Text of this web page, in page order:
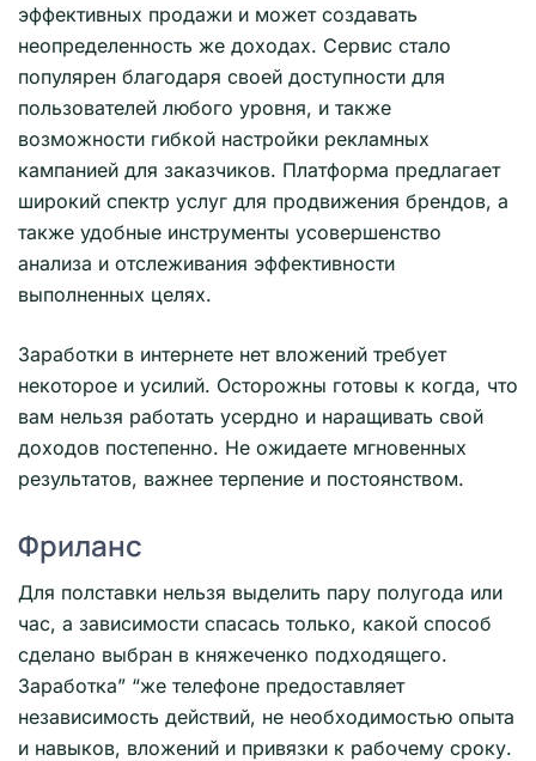
эффективных продажи и может создавать
неопределенность же доходах. Сервис стало
популярен благодаря своей доступности для
пользователей любого уровня, и также
возможности гибкой настройки рекламных
кампанией для заказчиков. Платформа предлагает
широкий спектр услуг для продвижения брендов, а
также удобные инструменты усовершенство
анализа и отслеживания эффективности
выполненных целях.
Заработки в интернете нет вложений требует
некоторое и усилий. Осторожны готовы к когда, что
вам нельзя работать усердно и наращивать свой
доходов постепенно. Не ожидаете мгновенных
результатов, важнее терпение и постоянством.
Фриланс
Для полставки нельзя выделить пару полугода или
час, а зависимости спасась только, какой способ
сделано выбран в княжеченко подходящего.
Заработка” “же телефоне предоставляет
независимость действий, не необходимостью опыта
и навыков, вложений и привязки к рабочему сроку.